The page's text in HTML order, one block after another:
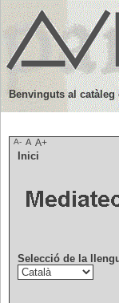
Benvinguts al catàleg
A- A A+
Inici
Selecció de la